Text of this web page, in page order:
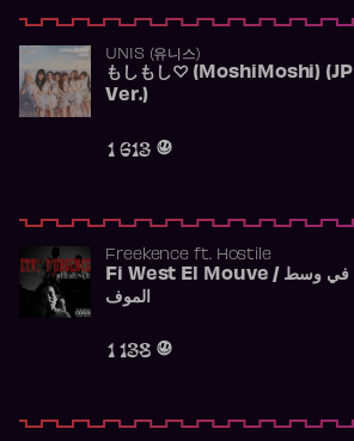
UNIS (유니스)
もしもし♡ (MoshiMoshi) (JP
Ver.)
1 613
Freekence ft. Hostile
Fi West El Mouve / في وسط
الموف
1 138